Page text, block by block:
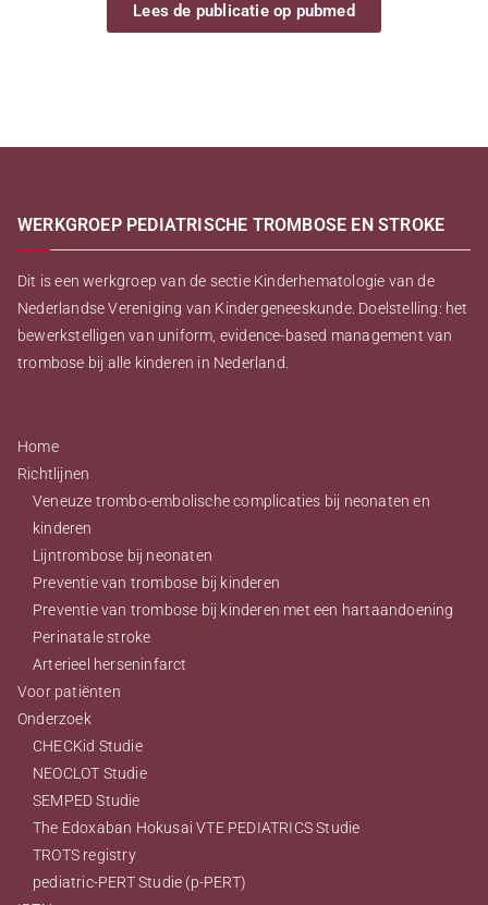
Lees de publicatie op pubmed
WERKGROEP PEDIATRISCHE TROMBOSE EN STROKE
Dit is een werkgroep van de sectie Kinderhematologie van de
Nederlandse Vereniging van Kindergeneeskunde. Doelstelling: het
bewerkstelligen van uniform, evidence-based management van
trombose bij alle kinderen in Nederland.
Home
Richtlijnen
Veneuze trombo-embolische complicaties bij neonaten en
kinderen
Lijntrombose bij neonaten
Preventie van trombose bij kinderen
Preventie van trombose bij kinderen met een hartaandoening
Perinatale stroke
Arterieel herseninfarct
Voor patiënten
Onderzoek
CHECKid Studie
NEOCLOT Studie
SEMPED Studie
The Edoxaban Hokusai VTE PEDIATRICS Studie
TROTS registry
pediatric-PERT Studie (p-PERT)